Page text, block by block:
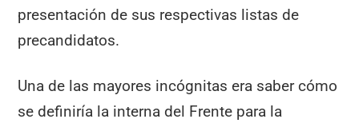
presentación de sus respectivas listas de
precandidatos.
Una de las mayores incógnitas era saber cómo
se definiría la interna del Frente para la